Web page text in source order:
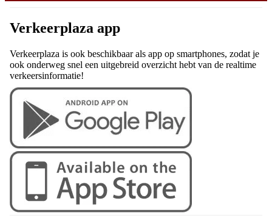
Verkeerplaza app
Verkeerplaza is ook beschikbaar als app op smartphones, zodat je
ook onderweg snel een uitgebreid overzicht hebt van de realtime
verkeersinformatie!